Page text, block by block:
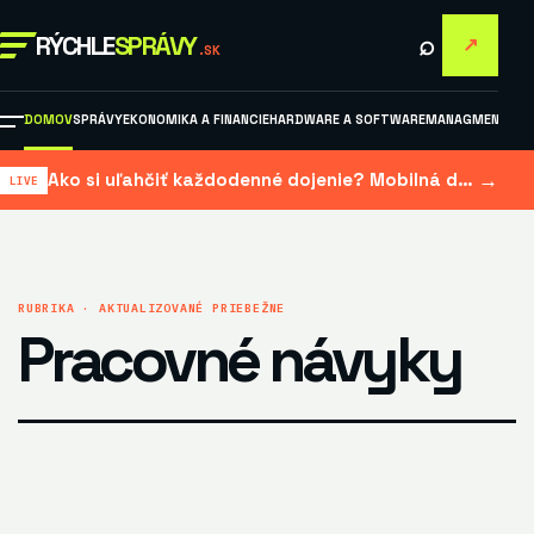
RÝCHLESPRÁVY .SK ⌕ ↗
DOMOVSPRÁVYEKONOMIKA A FINANCIEHARDWARE A SOFTWAREMANAGMENT A
Ako si uľahčiť každodenné dojenie? Mobilná dojačka šetrí čas aj námahu →
RUBRIKA · AKTUALIZOVANÉ PRIEBEŽNE
Pracovné návyky